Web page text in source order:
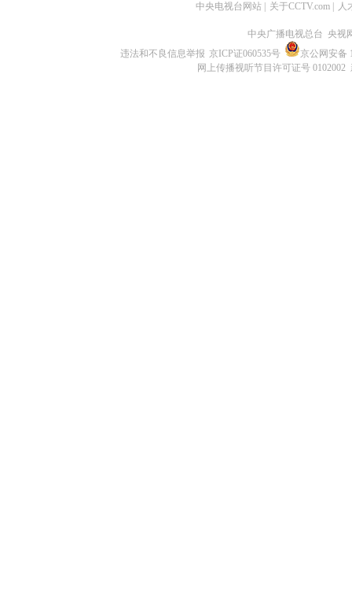
中央电视台网站 关于CCTV.com 人
中央广播电视总台 央视
违法和不良信息举报 京ICP证060535号
京公网安备
网上传播视听节目许可证号 0102002